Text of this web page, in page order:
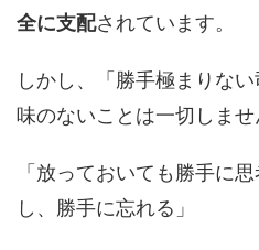
全に支配されています。
しかし、「勝手極まりな
味のないことは一切しませ
「放っておいても勝手に
し、勝手に忘れる」